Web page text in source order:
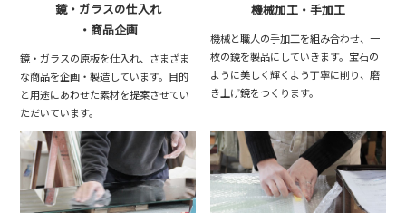
鏡・ガラスの仕入れ
・商品企画
鏡・ガラスの原板を仕入れ、さまざま
な商品を企画・製造しています。目的
と用途にあわせた素材を提案させてい
ただいています。
機械加工・手加工
機械と職人の手加工を組み合わせ、一
枚の鏡を製品にしていきます。宝石の
ように美しく輝くよう丁寧に削り、磨
き上げ鏡をつくります。